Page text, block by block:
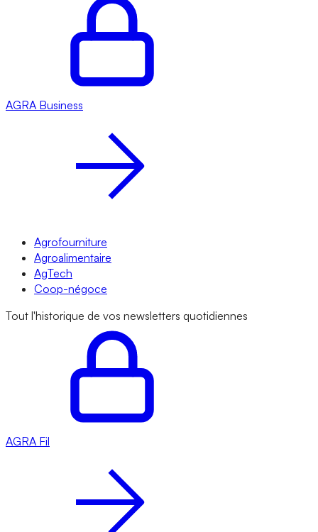
AGRA Business
Agrofourniture
Agroalimentaire
AgTech
Coop-négoce
Tout l'historique de vos newsletters quotidiennes
AGRA Fil